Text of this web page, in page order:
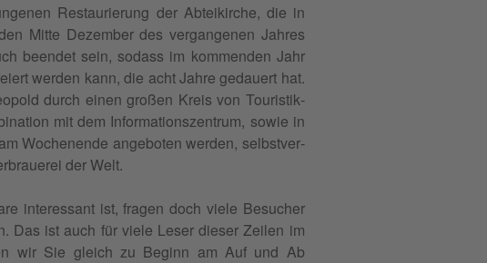
Restau­rierung der Abteikirche, die in
Mitte Dezem­ber des ver­gan­genen Jahres
been­det sein, sodass im kom­menden Jahr
wer­den kann, die acht Jahre gedauert hat.
durch einen großen Kreis von Touris­tik­
mit dem Infor­ma­tion­szen­trum, sowie in
Woch­enende ange­boten wer­den, selb­stver­
der Welt.
inter­es­sant ist, fra­gen doch viele Besuch­er
Das ist auch für viele Leser dieser Zeilen im
wir Sie gle­ich zu Beginn am Auf und Ab